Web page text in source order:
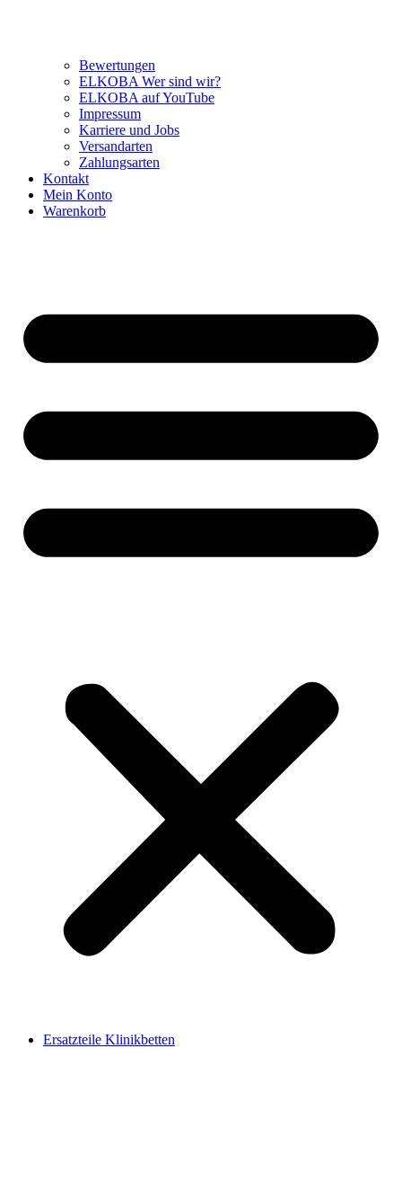
Bewertungen
ELKOBA Wer sind wir?
ELKOBA auf YouTube
Impressum
Karriere und Jobs
Versandarten
Zahlungsarten
Kontakt
Mein Konto
Warenkorb
Ersatzteile Klinikbetten